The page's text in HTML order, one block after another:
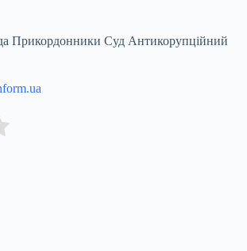
Прикордонники Суд Антикорупційний